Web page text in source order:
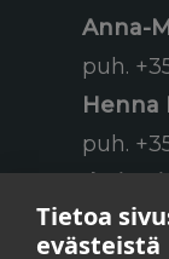
Anna-
puh.
Henna
puh.
Tietoa
evästeistä